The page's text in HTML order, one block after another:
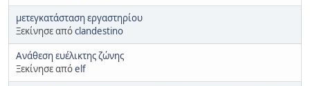
μετεγκατάσταση εργαστηρίου
Ξεκίνησε απόclandestino
Ανάθεση ευέλικτης ζώνης
Ξεκίνησε απόelf